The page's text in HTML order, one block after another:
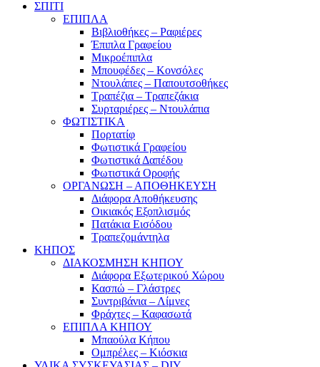
ΣΠΙΤΙ
ΕΠΙΠΛΑ
Βιβλιοθήκες – Ραφιέρες
Έπιπλα Γραφείου
Μικροέπιπλα
Μπουφέδες – Κονσόλες
Ντουλάπες – Παπουτσοθήκες
Τραπέζια – Τραπεζάκια
Συρταριέρες – Ντουλάπια
ΦΩΤΙΣΤΙΚΑ
Πορτατίφ
Φωτιστικά Γραφείου
Φωτιστικά Δαπέδου
Φωτιστικά Οροφής
ΟΡΓΑΝΩΣΗ – ΑΠΟΘΗΚΕΥΣΗ
Διάφορα Αποθήκευσης
Οικιακός Εξοπλισμός
Πατάκια Εισόδου
Τραπεζομάντηλα
ΚΗΠΟΣ
ΔΙΑΚΟΣΜΗΣΗ ΚΗΠΟΥ
Διάφορα Εξωτερικού Χώρου
Κασπώ – Γλάστρες
Συντριβάνια – Λίμνες
Φράχτες – Καφασωτά
ΕΠΙΠΛΑ ΚΗΠΟΥ
Μπαούλα Κήπου
Ομπρέλες – Κιόσκια